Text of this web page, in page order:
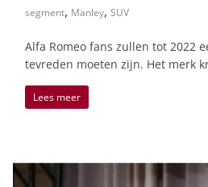
segment, Manley, SUV
Alfa Romeo fans zullen tot 2022
tevreden moeten zijn. Het merk
Lees meer